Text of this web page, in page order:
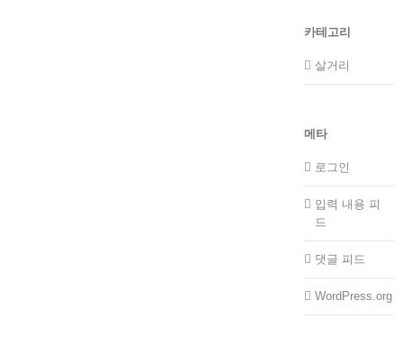
카테고리
살거리
메타
로그인
입력 내용 피
드
댓글 피드
WordPress.org